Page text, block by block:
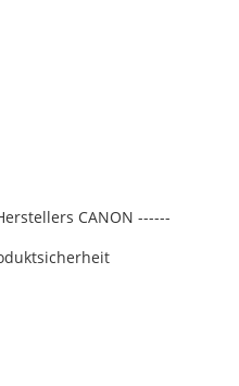
CANON ------